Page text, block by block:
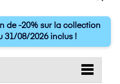
de -20% sur la collection
31/08/2026 inclus !